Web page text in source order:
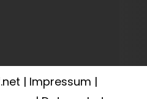
| Impressum |